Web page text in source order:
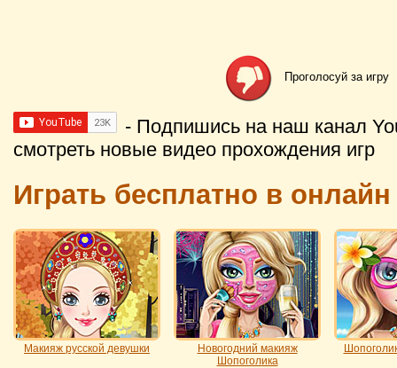
Проголосуй за игру
- Подпишись на наш канал
смотреть новые видео прохождения игр
Играть бесплатно в
Макияж русской девушки
Новогодний макияж
Шопоголика